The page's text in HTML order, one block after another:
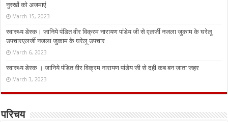
नुस्‍खों को अजमाएं
March 15, 2023
स्वास्थ्य डेस्क। जानिये पंडित वीर विक्रम नारायण पांडेय जी से एलर्जी नजला जुकाम के घरेलू
उपचारएलर्जी नजला जुकाम के घरेलू उपचार
March 6, 2023
स्वास्थ्य डेस्क । जानिये पंडित वीर विक्रम नारायण पांडेय जी से दही कब बन जाता जहर
March 3, 2023
परिचय